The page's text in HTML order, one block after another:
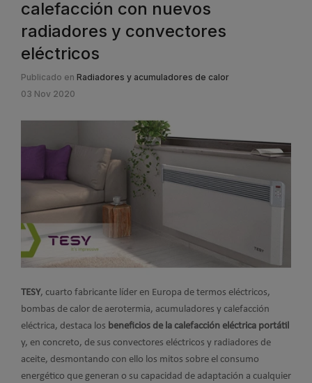
calefacción con nuevos
radiadores y convectores
eléctricos
Publicado en Radiadores y acumuladores de calor
03 Nov 2020
TESY, cuarto fabricante líder en Europa de termos eléctricos,
bombas de calor de aerotermia, acumuladores y calefacción
eléctrica, destaca los beneficios de la calefacción eléctrica portátil
y, en concreto, de sus convectores eléctricos y radiadores de
aceite, desmontando con ello los mitos sobre el consumo
energético que generan o su capacidad de adaptación a cualquier